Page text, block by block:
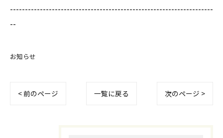
--------------------------------------------------------------------
--
お知らせ
< 前のページ 一覧に戻る 次のページ >
お問い合わせはこちら
お問い合わせはこちら